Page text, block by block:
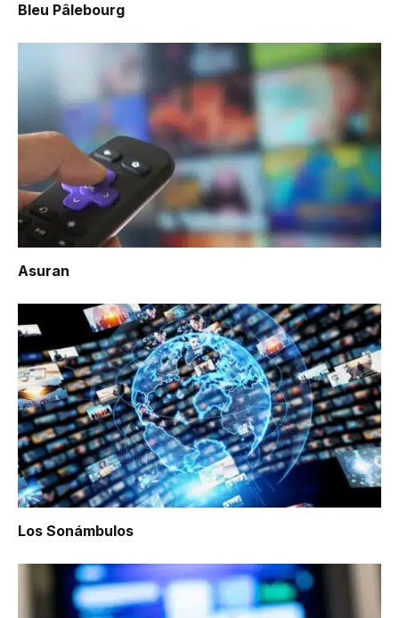
Bleu Pâlebourg
Asuran
Los Sonámbulos